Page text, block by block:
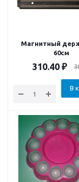
Магнитный
60см
310.40 ₽
В